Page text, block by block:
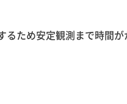
るため安定観測まで時間が